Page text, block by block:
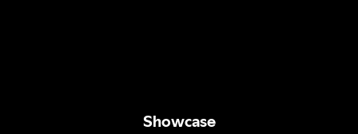
Showcase